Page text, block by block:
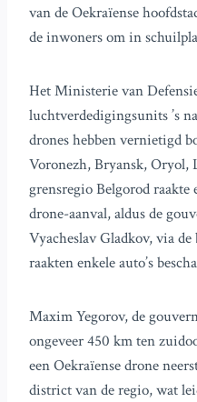
van de Oekraïense
de inwoners om in
Het Ministerie van
luchtverdedigingsunits ’s
drones hebben vernietigd
Voronezh, Bryansk, Oryol,
grensregio Belgorod
drone-aanval, aldus de
Vyacheslav Gladkov, via
raakten enkele auto’s
Maxim Yegorov, de
ongeveer 450 km ten
een Oekraïense drone
district van de regio, wat